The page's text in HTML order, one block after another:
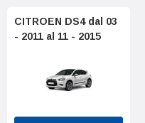
CITROEN DS4 dal 03
- 2011 al 11 - 2015